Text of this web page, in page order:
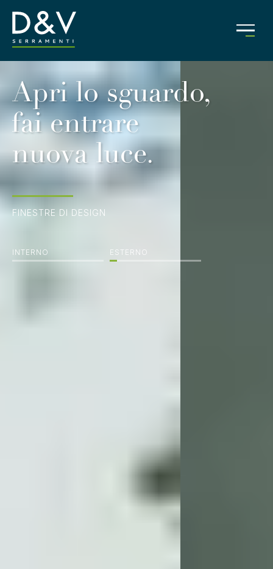
Apri lo sguardo,
fai entrare
nuova luce.
FINESTRE DI DESIGN
INTERNO ESTERNO